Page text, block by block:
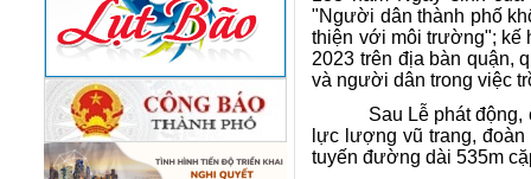
"Người dân thành phố
thiện với môi trường"; kế
2023 trên địa bàn quận,
và người dân trong việc
Sau Lễ phát
lực lượng vũ trang,
tuyến đường dài 535m